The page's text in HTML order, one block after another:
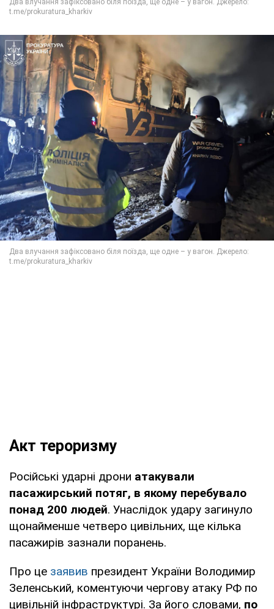
Акт тероризму
Російські ударні дрони атакували
пасажирський потяг, в якому перебувало
понад 200 людей. Унаслідок удару загинуло
щонайменше четверо цивільних, ще кілька
пасажирів зазнали поранень.
Про це заявив президент України Володимир
Зеленський, коментуючи чергову атаку РФ по
цивільній інфраструктурі. За його словами, по